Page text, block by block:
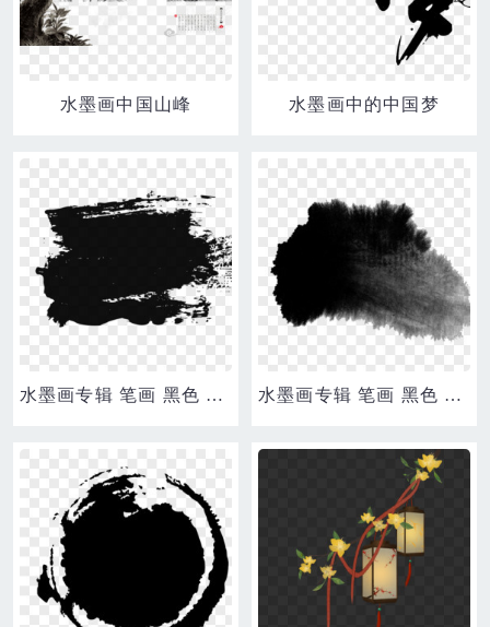
水墨画中国山峰 水墨画中的中国梦
水墨画专辑 笔画 黑色 中国风 墨水 笔刷 墨迹专辑 水墨画专辑 笔画 黑色 中国风 墨水 笔刷 墨迹专辑